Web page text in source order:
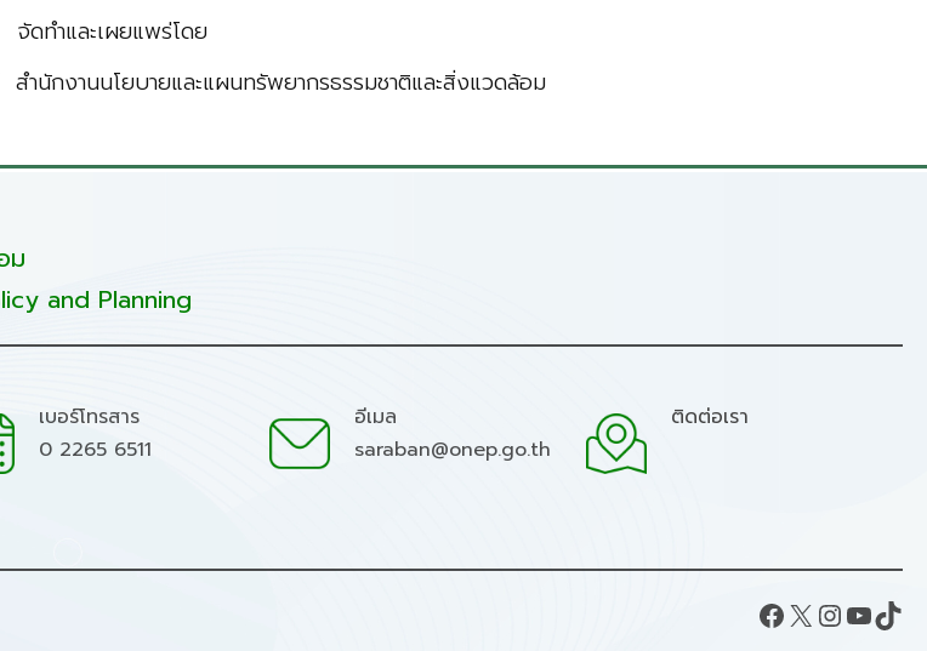
จัดทำและเผยแพร่โดย
ำนักงานนโยบายและแผนทรัพยากรธรรมชาติและสิ่งแวดล้อม
ม
and Planning
เบอร์โทรสาร
0 2265 6511
อีเมล
saraban@onep.go.th
ติดต่อเรา
Facebook X InstagramYouTube TikTok